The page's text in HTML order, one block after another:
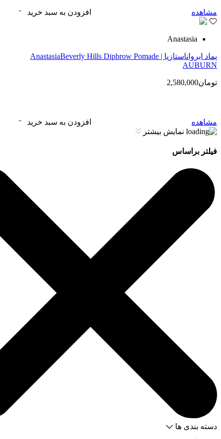
مشاهده افزودن به سبد خرید
Anastasia
پماد ابرواناستازیا | AnastasiaBeverly Hills Dipbrow Pomade
AUBURN
تومان2,580,000
مشاهده
افزودن به سبد خرید
نمایش بیشتر
فیلتر براساس
دسته بندی ها